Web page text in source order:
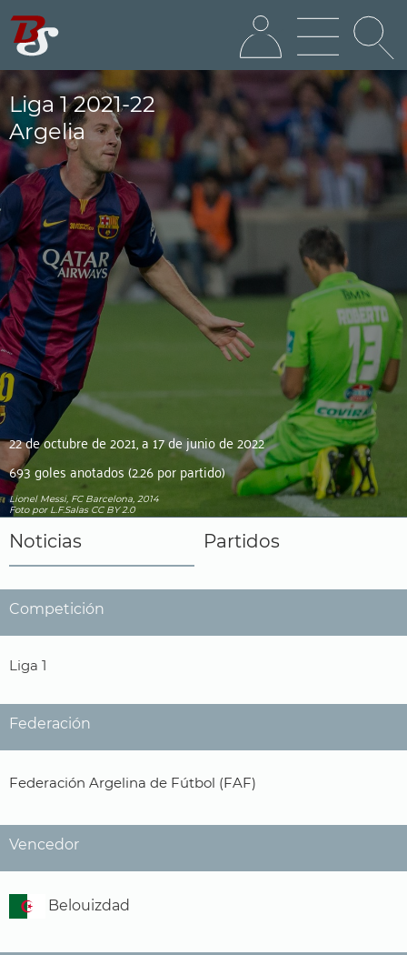
Liga 1 2021-22
Argelia
22 de octubre de 2021, a 17 de junio de 2022
693 goles anotados (2.26 por partido)
Lionel Messi, FC Barcelona, 2014
Fotopor L.F.Salas CC BY 2.0
Noticias Partidos
Competición
Liga 1
Federación
Federación Argelina de Fútbol (FAF)
Vencedor
Belouizdad